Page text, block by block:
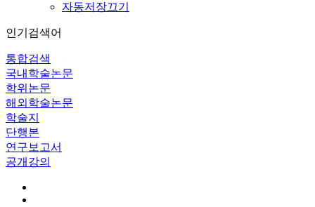
자동저장끄기
인기검색어
통합검색
국내학술논문
학위논문
해외학술논문
학술지
단행본
연구보고서
공개강의